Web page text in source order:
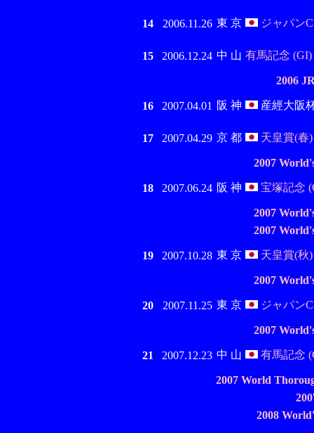
14 2006.11.26 東 京 ジャパン
15 2006.12.24 中 山 有馬記念 (GI)
2006
16 2007.04.01 阪 神 産經大阪
17 2007.04.29 京 都 天皇賞(春
2007
18 2007.06.24 阪 神 宝塚記念
2007
2007
19 2007.10.28 東 京 天皇賞(秋
2007
20 2007.11.25 東 京 ジャパン
2007
21 2007.12.23 中 山 有馬記念
2007 World
2008